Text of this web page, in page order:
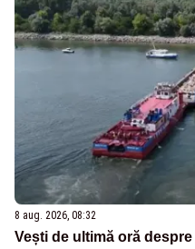
8 aug. 2026, 08:32
Vești de ultimă oră